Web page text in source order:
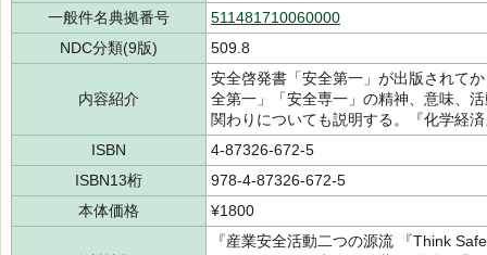
一般件名典拠番号
511481710060000
NDC分類(9版)
509.8
内容紹介
安全啓発書「安全第一」が出版されて
全第一」「安全専一」の精神、意味、
関わりについても説明する。『化学経
ISBN
4-87326-672-5
ISBN13桁
978-4-87326-672-5
本体価格
¥1800
『産業安全活動二つの源流 『Think